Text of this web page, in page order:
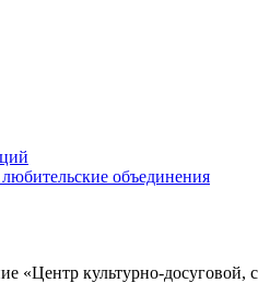
объединения
«Центр культурно-досуговой,